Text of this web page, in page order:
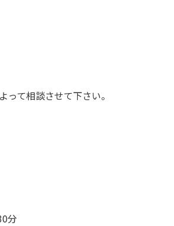
って相談させて下さい。
分